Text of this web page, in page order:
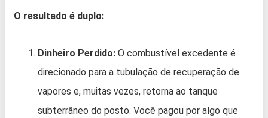
O resultado é duplo:
Dinheiro Perdido: O combustível excedente é
direcionado para a tubulação de recuperação de
vapores e, muitas vezes, retorna ao tanque
subterrâneo do posto. Você pagou por algo que